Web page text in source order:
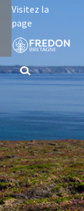
Visitez la
page